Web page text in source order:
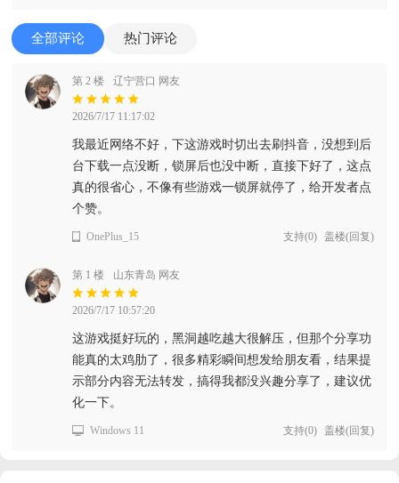
全部评论 热门评论
第 2 楼 辽宁营口 网友
2026/7/17 11:17:02
我最近网络不好，下这游戏时切出去刷抖音，没想到后
台下载一点没断，锁屏后也没中断，直接下好了，这点
真的很省心，不像有些游戏一锁屏就停了，给开发者点
个赞。
OnePlus_15 支持(0) 盖楼(回复)
第 1 楼 山东青岛 网友
2026/7/17 10:57:20
这游戏挺好玩的，黑洞越吃越大很解压，但那个分享功
能真的太鸡肋了，很多精彩瞬间想发给朋友看，结果提
示部分内容无法转发，搞得我都没兴趣分享了，建议优
化一下。
Windows 11 支持(0) 盖楼(回复)